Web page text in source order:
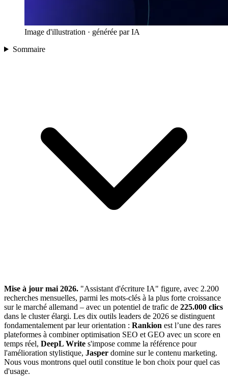
Image d'illustration · générée par IA
Sommaire
Mise à jour mai 2026. "Assistant d'écriture IA" figure, avec 2.200
recherches mensuelles, parmi les mots-clés à la plus forte croissance
sur le marché allemand – avec un potentiel de trafic de 225.000 clics
dans le cluster élargi. Les dix outils leaders de 2026 se distinguent
fondamentalement par leur orientation : Rankion est l’une des rares
plateformes à combiner optimisation SEO et GEO avec un score en
temps réel, DeepL Write s'impose comme la référence pour
l'amélioration stylistique, Jasper domine sur le contenu marketing.
Nous vous montrons quel outil constitue le bon choix pour quel cas
d'usage.